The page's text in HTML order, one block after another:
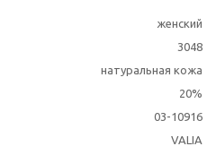
женский
3048
натуральная кожа
20%
03-10916
VALIA